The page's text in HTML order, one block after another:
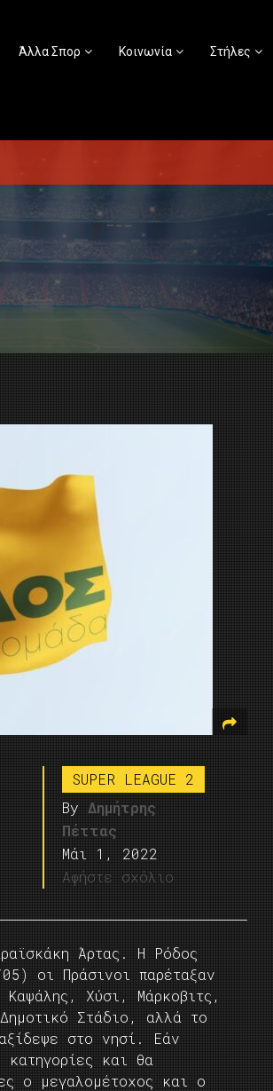
Άλλα Σπορ Κοινωνία Στήλες
SUPER LEAGUE 2
By Δημήτρης
Πέττας
Μάι 1, 2022
Αφήστε σχόλιο
Άρτας. Η Ρόδος
οι Πράσινοι παρέταξαν
Χύσι, Μάρκοβιτς,
Στάδιο, αλλά το
στο νησί. Εάν
και θα
ο μεγαλομέτοχος και ο